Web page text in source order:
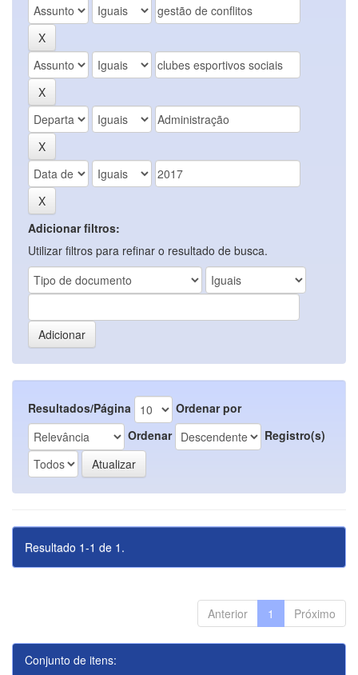
Adicionar filtros:
Utilizar filtros para refinar o resultado de busca.
Resultados/Página
Ordenar por
Ordenar
Registro(s)
Resultado 1-1 de 1.
Anterior 1 Próximo
Conjunto de itens: